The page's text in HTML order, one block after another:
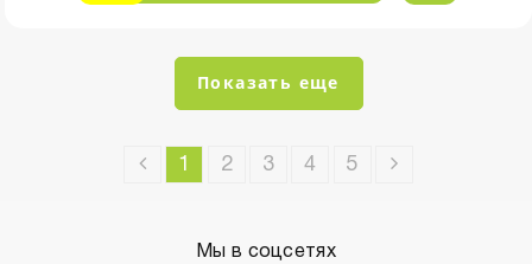
Показать еще
1 2 3 4 5
Мы в соцсетях